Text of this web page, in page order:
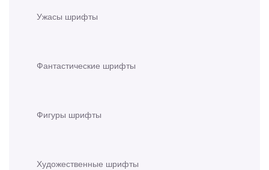
Ужасы шрифты
Фантастические шрифты
Фигуры шрифты
Художественные шрифты